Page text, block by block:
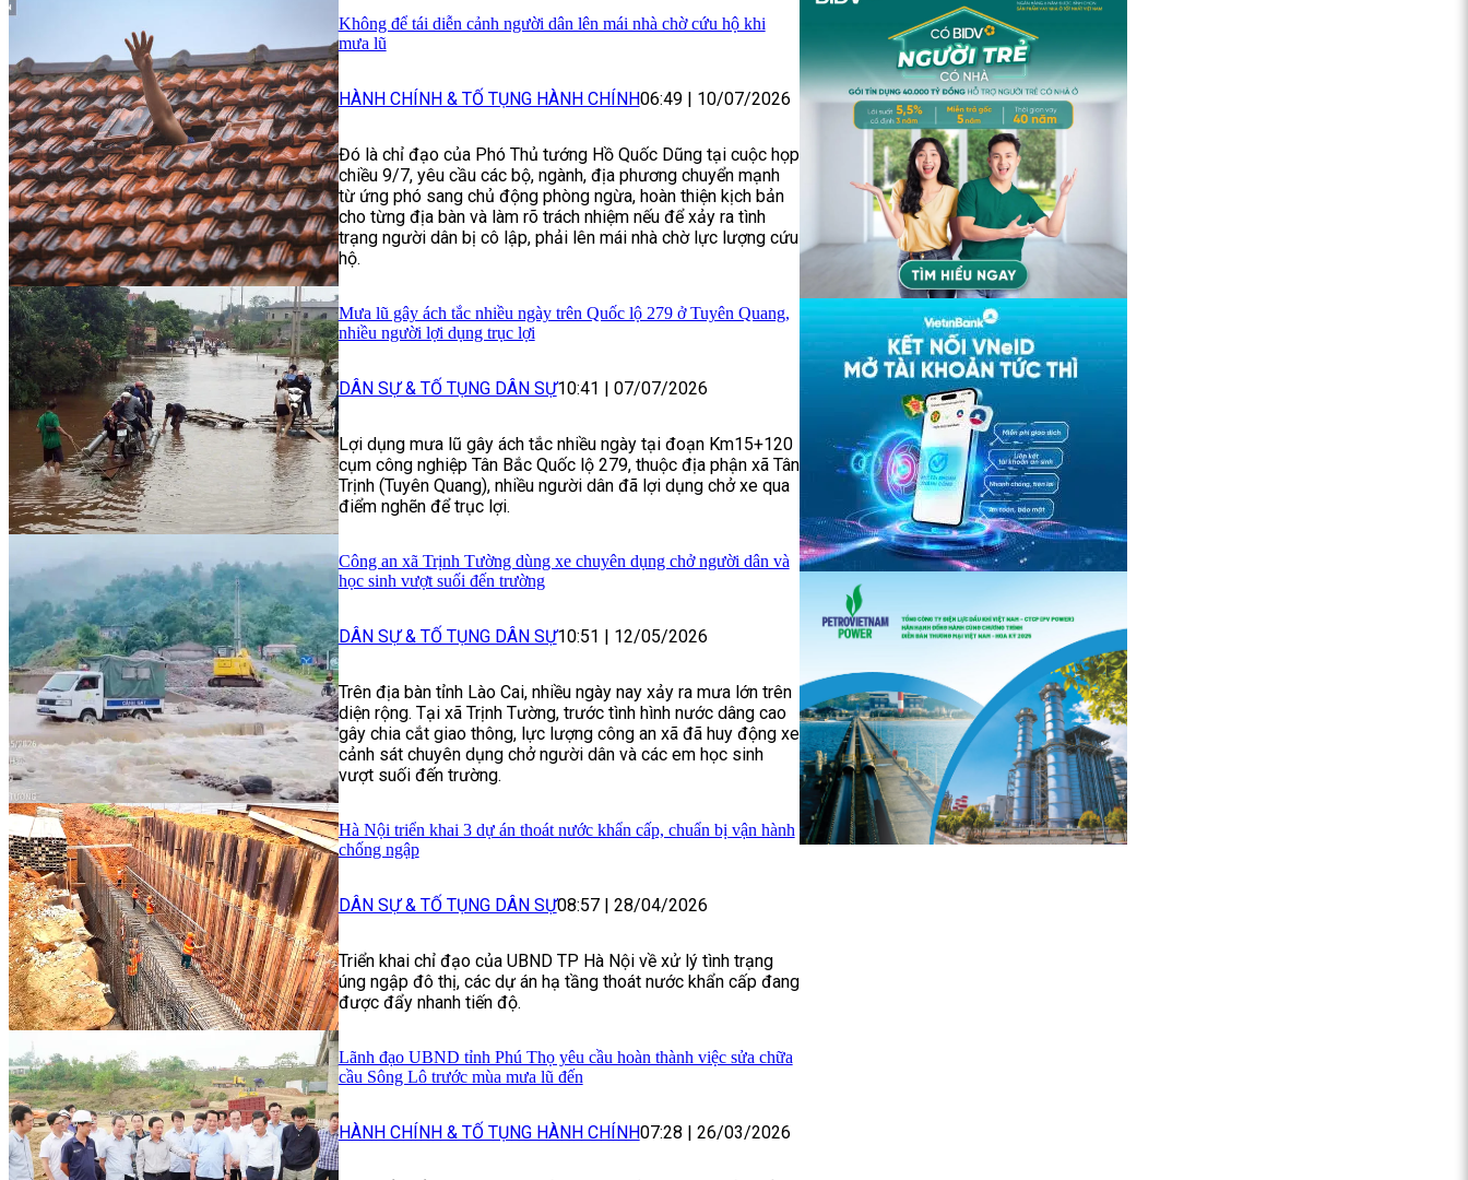
Không để tái diễn cảnh người dân lên mái nhà chờ cứu hộ khi
mưa lũ
HÀNH CHÍNH & TỐ TỤNG HÀNH CHÍNH06:49 | 10/07/2026
Đó là chỉ đạo của Phó Thủ tướng Hồ Quốc Dũng tại cuộc họp
chiều 9/7, yêu cầu các bộ, ngành, địa phương chuyển mạnh
từ ứng phó sang chủ động phòng ngừa, hoàn thiện kịch bản
cho từng địa bàn và làm rõ trách nhiệm nếu để xảy ra tình
trạng người dân bị cô lập, phải lên mái nhà chờ lực lượng cứu
hộ.
Mưa lũ gây ách tắc nhiều ngày trên Quốc lộ 279 ở Tuyên Quang,
nhiều người lợi dụng trục lợi
DÂN SỰ & TỐ TỤNG DÂN SỰ10:41 | 07/07/2026
Lợi dụng mưa lũ gây ách tắc nhiều ngày tại đoạn Km15+120
cụm công nghiệp Tân Bắc Quốc lộ 279, thuộc địa phận xã Tân
Trịnh (Tuyên Quang), nhiều người dân đã lợi dụng chở xe qua
điểm nghẽn để trục lợi.
Công an xã Trịnh Tường dùng xe chuyên dụng chở người dân và
học sinh vượt suối đến trường
DÂN SỰ & TỐ TỤNG DÂN SỰ10:51 | 12/05/2026
Trên địa bàn tỉnh Lào Cai, nhiều ngày nay xảy ra mưa lớn trên
diện rộng. Tại xã Trịnh Tường, trước tình hình nước dâng cao
gây chia cắt giao thông, lực lượng công an xã đã huy động xe
cảnh sát chuyên dụng chở người dân và các em học sinh
vượt suối đến trường.
Hà Nội triển khai 3 dự án thoát nước khẩn cấp, chuẩn bị vận hành
chống ngập
DÂN SỰ & TỐ TỤNG DÂN SỰ08:57 | 28/04/2026
Triển khai chỉ đạo của UBND TP Hà Nội về xử lý tình trạng
úng ngập đô thị, các dự án hạ tầng thoát nước khẩn cấp đang
được đẩy nhanh tiến độ.
Lãnh đạo UBND tỉnh Phú Thọ yêu cầu hoàn thành việc sửa chữa
cầu Sông Lô trước mùa mưa lũ đến
HÀNH CHÍNH & TỐ TỤNG HÀNH CHÍNH07:28 | 26/03/2026